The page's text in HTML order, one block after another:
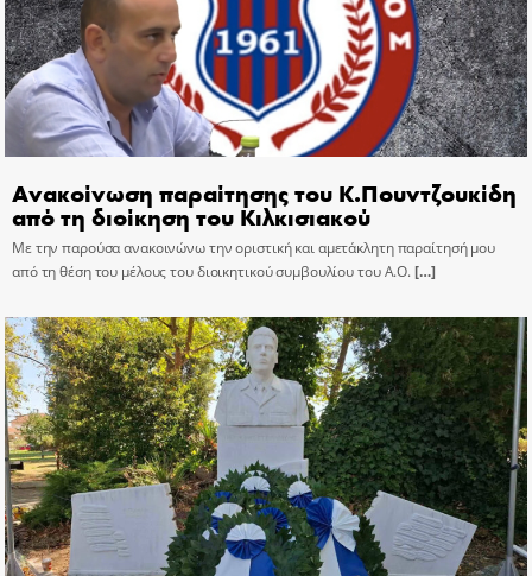
Ανακοίνωση παραίτησης του Κ.Πουντζουκίδη
από τη διοίκηση του Κιλκισιακού
Με την παρούσα ανακοινώνω την οριστική και αμετάκλητη παραίτησή μου
από τη θέση του μέλους του διοικητικού συμβουλίου του Α.Ο.[…]